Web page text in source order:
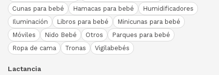
Cunas para bebé
Hamacas para bebé
Humidificadores
Iluminación
Libros para bebé
Minicunas para bebé
Móviles
Nido Bebé Otros
Parques para bebé
Ropa de cama
Tronas Vigilabebés
Lactancia